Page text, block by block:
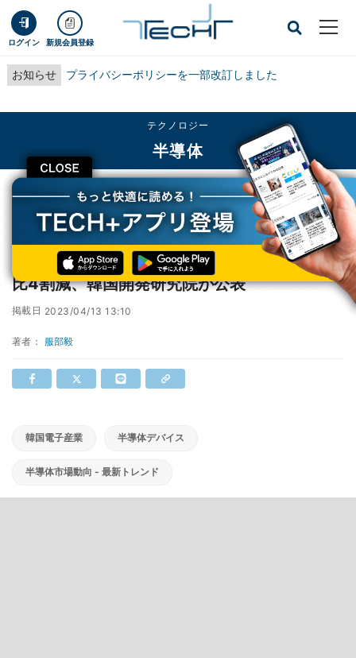
ログイン 新規会員登録
お知らせ プライバシーポリシーを一部改訂しました
CLOSE
テクノロジー
半導体
TECH+ テクノロジー
半導体
2023年2月の韓国内半導体生産量は前年同月比4割減、韓国開発研究院が公表
2023年2月の韓国内半導体生産量は前年同月
比4割減、韓国開発研究院が公表
掲載日 2023/04/13 13:10
著者： 服部毅
韓国電子産業 半導体デバイス
半導体市場動向 - 最新トレンド